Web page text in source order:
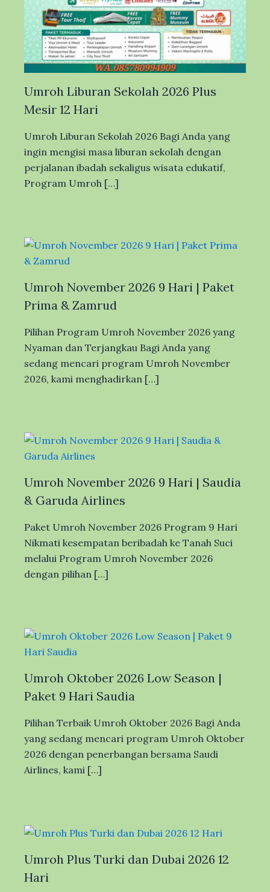
Umroh Liburan Sekolah 2026 Plus
Mesir 12 Hari
Umroh Liburan Sekolah 2026 Bagi Anda yang
ingin mengisi masa liburan sekolah dengan
perjalanan ibadah sekaligus wisata edukatif,
Program Umroh […]
Umroh November 2026 9 Hari | Paket
Prima & Zamrud
Pilihan Program Umroh November 2026 yang
Nyaman dan Terjangkau Bagi Anda yang
sedang mencari program Umroh November
2026, kami menghadirkan […]
Umroh November 2026 9 Hari | Saudia
& Garuda Airlines
Paket Umroh November 2026 Program 9 Hari
Nikmati kesempatan beribadah ke Tanah Suci
melalui Program Umroh November 2026
dengan pilihan […]
Umroh Oktober 2026 Low Season |
Paket 9 Hari Saudia
Pilihan Terbaik Umroh Oktober 2026 Bagi Anda
yang sedang mencari program Umroh Oktober
2026 dengan penerbangan bersama Saudi
Airlines, kami […]
Umroh Plus Turki dan Dubai 2026 12
Hari